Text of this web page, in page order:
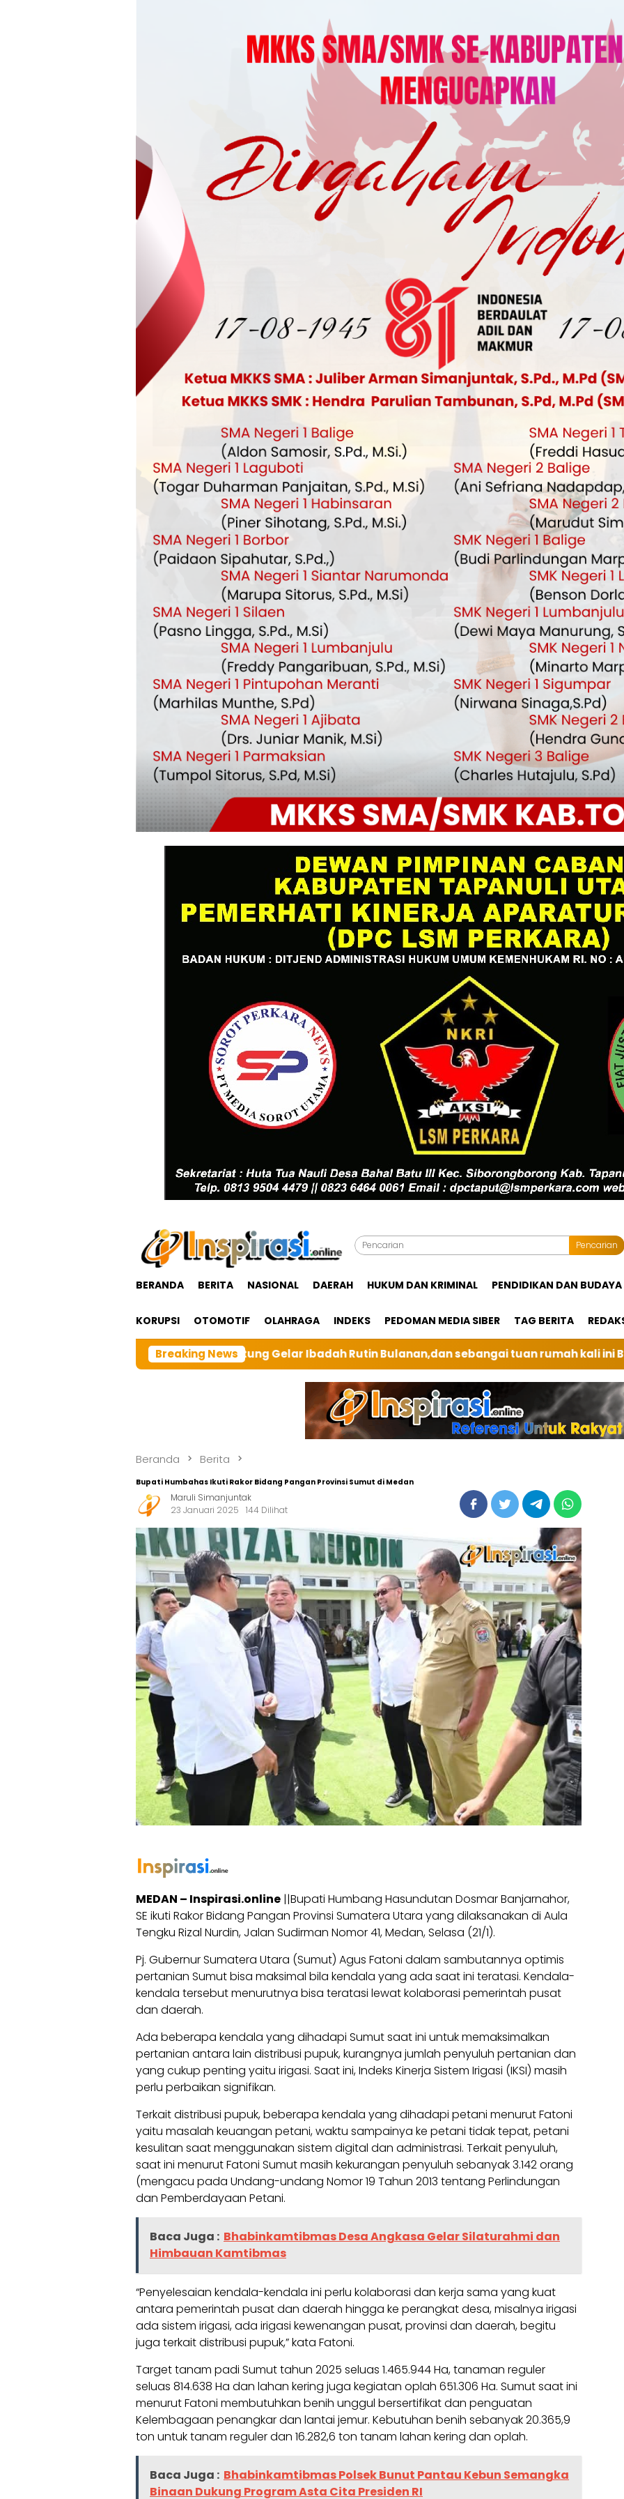
Pencarian
BERANDA BERITA NASIONAL DAERAH HUKUM DAN KRIMINAL PENDIDIKAN DAN BUDAYA
KORUPSI OTOMOTIF OLAHRAGA INDEKS PEDOMAN MEDIA SIBER TAG BERITA
Breaking News
Gelar Ibadah Rutin Bulanan,dan sebangai tuan rumah kali ini BRI Unit Silindung Tarutung
Beranda Berita
Bupati Humbahas Ikuti Rakor Bidang Pangan Provinsi Sumut di Medan
Maruli Simanjuntak
23 Januari 2025
144 Dilihat
MEDAN – Inspirasi.online ||Bupati Humbang Hasundutan Dosmar Banjarnahor,
SE ikuti Rakor Bidang Pangan Provinsi Sumatera Utara yang dilaksanakan di Aula
Tengku Rizal Nurdin, Jalan Sudirman Nomor 41, Medan, Selasa (21/1).
Pj. Gubernur Sumatera Utara (Sumut) Agus Fatoni dalam sambutannya optimis
pertanian Sumut bisa maksimal bila kendala yang ada saat ini teratasi. Kendala-
kendala tersebut menurutnya bisa teratasi lewat kolaborasi pemerintah pusat
dan daerah.
Ada beberapa kendala yang dihadapi Sumut saat ini untuk memaksimalkan
pertanian antara lain distribusi pupuk, kurangnya jumlah penyuluh pertanian dan
yang cukup penting yaitu irigasi. Saat ini, Indeks Kinerja Sistem Irigasi (IKSI) masih
perlu perbaikan signifikan.
Terkait distribusi pupuk, beberapa kendala yang dihadapi petani menurut Fatoni
yaitu masalah keuangan petani, waktu sampainya ke petani tidak tepat, petani
kesulitan saat menggunakan sistem digital dan administrasi. Terkait penyuluh,
saat ini menurut Fatoni Sumut masih kekurangan penyuluh sebanyak 3.142 orang
(mengacu pada Undang-undang Nomor 19 Tahun 2013 tentang Perlindungan
dan Pemberdayaan Petani.
Baca Juga : Bhabinkamtibmas Desa Angkasa Gelar Silaturahmi dan
Himbauan Kamtibmas
“Penyelesaian kendala-kendala ini perlu kolaborasi dan kerja sama yang kuat
antara pemerintah pusat dan daerah hingga ke perangkat desa, misalnya irigasi
ada sistem irigasi, ada irigasi kewenangan pusat, provinsi dan daerah, begitu
juga terkait distribusi pupuk,” kata Fatoni.
Target tanam padi Sumut tahun 2025 seluas 1.465.944 Ha, tanaman reguler
seluas 814.638 Ha dan lahan kering juga kegiatan oplah 651.306 Ha. Sumut saat ini
menurut Fatoni membutuhkan benih unggul bersertifikat dan penguatan
Kelembagaan penangkar dan lantai jemur. Kebutuhan benih sebanyak 20.365,9
ton untuk tanam reguler dan 16.282,6 ton tanam lahan kering dan oplah.
Baca Juga : Bhabinkamtibmas Polsek Bunut Pantau Kebun Semangka
Binaan Dukung Program Asta Cita Presiden RI